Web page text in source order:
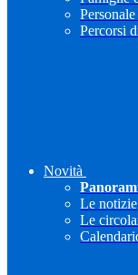
Percorsi
Novità
Le notizie
Le